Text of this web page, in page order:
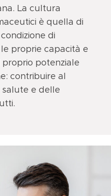
La cultura
è quella di
di
proprie capacità e
potenziale
contribuire al
e delle